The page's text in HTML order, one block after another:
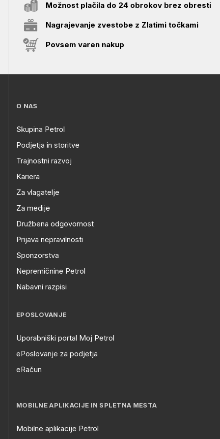
Možnost plačila do 24 obrokov brez obresti
Nagrajevanje zvestobe z Zlatimi točkami
Povsem varen nakup
O NAS
Skupina Petrol
Podjetja in storitve
Trajnostni razvoj
Kariera
Za vlagatelje
Za medije
Družbena odgovornost
Prijava nepravilnosti
Sponzorstva
Nepremičnine Petrol
Nabavni razpisi
EPOSLOVANJE
Uporabniški portal Moj Petrol
ePoslovanje za podjetja
eRačun
MOBILNE APLIKACIJE IN SPLETNA MESTA
Mobilne aplikacije Petrol